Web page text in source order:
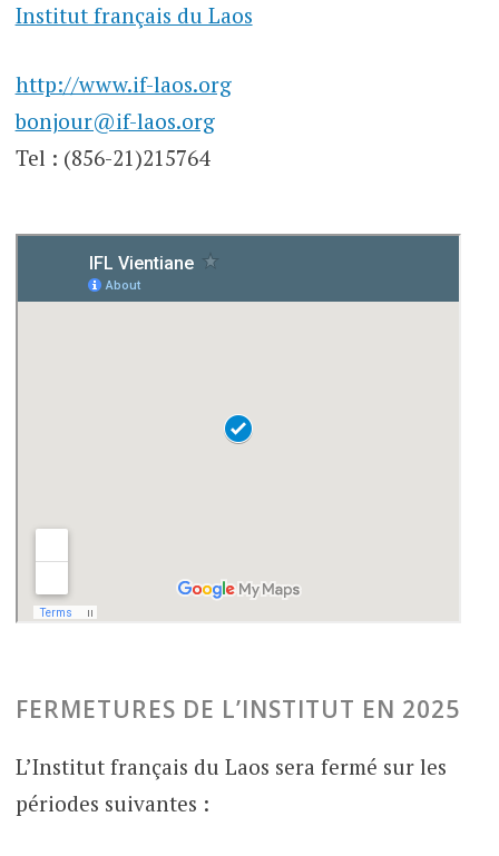
Institut français du Laos
http://www.if-laos.org
bonjour@if-laos.org
Tel : (856-21)215764
FERMETURES DE L’INSTITUT EN 2025
L’Institut français du Laos sera fermé sur les
périodes suivantes :